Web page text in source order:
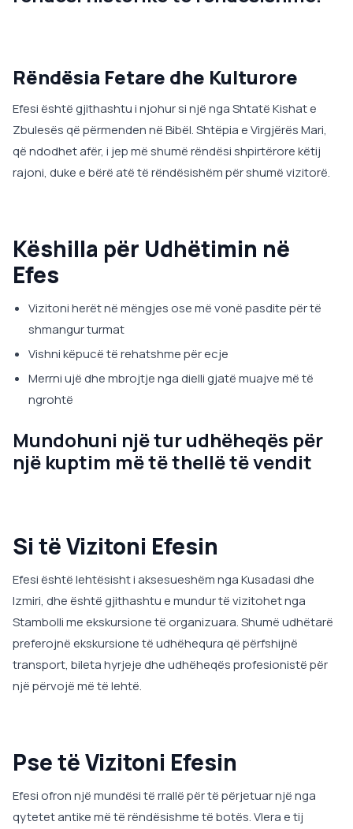
Rëndësia Fetare dhe Kulturore
Efesi është gjithashtu i njohur si një nga Shtatë Kishat e
Zbulesës që përmenden në Bibël. Shtëpia e Virgjërës Mari,
që ndodhet afër, i jep më shumë rëndësi shpirtërore këtij
rajoni, duke e bërë atë të rëndësishëm për shumë vizitorë.
Këshilla për Udhëtimin në
Efes
Vizitoni herët në mëngjes ose më vonë pasdite për të
shmangur turmat
Vishni këpucë të rehatshme për ecje
Merrni ujë dhe mbrojtje nga dielli gjatë muajve më të
ngrohtë
Mundohuni një tur udhëheqës për
një kuptim më të thellë të vendit
Si të Vizitoni Efesin
Efesi është lehtësisht i aksesueshëm nga Kusadasi dhe
Izmiri, dhe është gjithashtu e mundur të vizitohet nga
Stambolli me ekskursione të organizuara. Shumë udhëtarë
preferojnë ekskursione të udhëhequra që përfshijnë
transport, bileta hyrjeje dhe udhëheqës profesionistë për
një përvojë më të lehtë.
Pse të Vizitoni Efesin
Efesi ofron një mundësi të rrallë për të përjetuar një nga
qytetet antike më të rëndësishme të botës. Vlera e tij